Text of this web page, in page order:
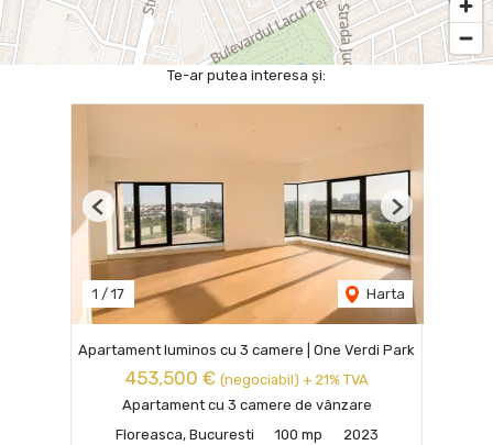
Te-ar putea interesa și:
1 / 17 Harta
Previous Next
Apartament luminos cu 3 camere | One Verdi Park
453,500 € (negociabil) + 21% TVA
Apartament cu 3 camere de vânzare
Floreasca, Bucuresti
100 mp 2023